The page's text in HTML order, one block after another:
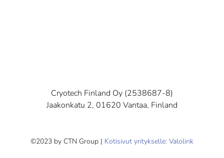
Cryotech Finland Oy (2538687-8)
Jaakonkatu 2, 01620 Vantaa, Finland
©2023 by CTN Group | Kotisivut yritykselle: Valolink